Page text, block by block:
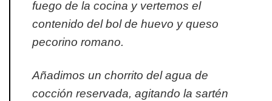
fuego de la cocina y vertemos el
contenido del bol de huevo y queso
pecorino romano.
Añadimos un chorrito del agua de
cocción reservada, agitando la sartén